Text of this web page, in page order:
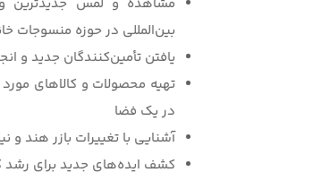
بین‌المللی در حوزه منسوجات
یافتن تأمین‌کنندگان جدید و
تهیه محصولات و کالاهای
در یک فضا
آشنایی با تغییرات بازر هند و
کشف ایده‌های جدید برای